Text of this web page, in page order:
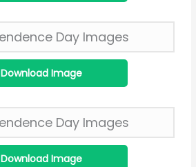
Download Image
Download Image